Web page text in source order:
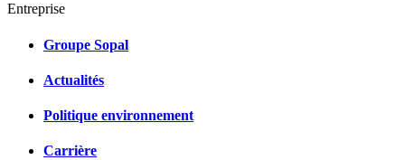
Entreprise
Groupe Sopal
Actualités
Politique environnement
Carrière